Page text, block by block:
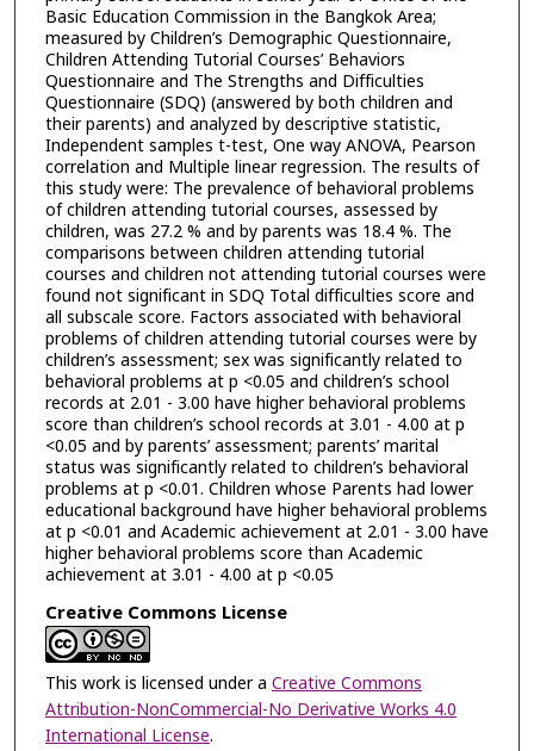
Basic Education Commission in the Bangkok Area;
measured by Children’s Demographic Questionnaire,
Children Attending Tutorial Courses’ Behaviors
Questionnaire and The Strengths and Difficulties
Questionnaire (SDQ) (answered by both children and
their parents) and analyzed by descriptive statistic,
Independent samples t-test, One way ANOVA, Pearson
correlation and Multiple linear regression. The results of
this study were: The prevalence of behavioral problems
of children attending tutorial courses, assessed by
children, was 27.2 % and by parents was 18.4 %. The
comparisons between children attending tutorial
courses and children not attending tutorial courses were
found not significant in SDQ Total difficulties score and
all subscale score. Factors associated with behavioral
problems of children attending tutorial courses were by
children’s assessment; sex was significantly related to
behavioral problems at p <0.05 and children’s school
records at 2.01 - 3.00 have higher behavioral problems
score than children’s school records at 3.01 - 4.00 at p
<0.05 and by parents’ assessment; parents’ marital
status was significantly related to children’s behavioral
problems at p <0.01. Children whose Parents had lower
educational background have higher behavioral problems
at p <0.01 and Academic achievement at 2.01 - 3.00 have
higher behavioral problems score than Academic
achievement at 3.01 - 4.00 at p <0.05
Creative Commons License
This work is licensed under a Creative Commons
Attribution-NonCommercial-No Derivative Works 4.0
International License.